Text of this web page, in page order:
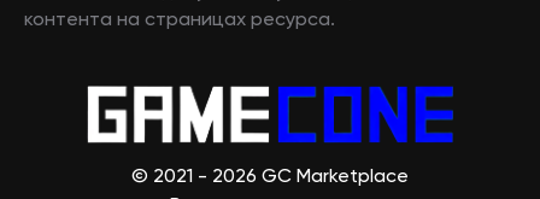
контента на страницах ресурса.
© 2021 - 2026 GC Marketplace